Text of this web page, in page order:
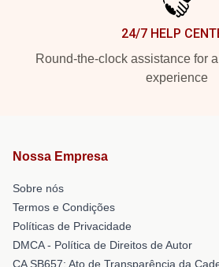
24/7 HELP
Round-the-clock assistance for
experience
Nossa Empresa
Sobre nós
Termos e Condições
Políticas de Privacidade
DMCA - Política de Direitos de Autor
CA SB657: Ato de Transparência da